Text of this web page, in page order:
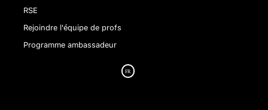
RSE
Rejoindre l'équipe de profs
Programme ambassadeur